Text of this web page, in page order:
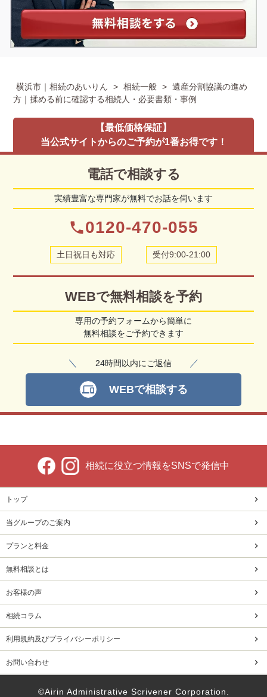
横浜市｜相続のあいりん > 相続一般 > 遺産分割協議の進め
方｜揉める前に確認する相続人・必要書類・事例
【最低価格保証】
当公式サイトからのご予約が1番お得です！
電話で相談する
実績豊富な専門家が無料でお話を伺います
phone0120-470-055
土日祝日も対応 受付9:00-21:00
WEBで無料相談を予約
専用の予約フォームから簡単に
無料相談をご予約できます
＼ 24時間以内にご返信 ／
devices WEBで相談する
相続に役立つ情報をSNSで発信中
トップ
当グループのご案内
プランと料金
無料相談とは
お客様の声
相続コラム
利用規約及びプライバシーポリシー
お問い合わせ
©️Airin Administrative Scrivener Corporation.